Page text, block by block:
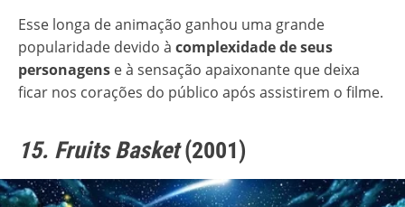
Esse longa de animação ganhou uma grande
popularidade devido à complexidadede seus
personagens e à sensação apaixonante que deixa
ficar nos corações do público após assistirem o filme.
15. Fruits Basket(2001)